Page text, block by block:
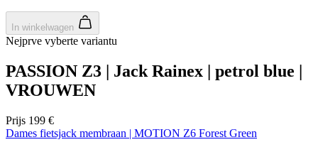
In winkelwagen
Nejprve vyberte variantu
PASSION Z3 | Jack Rainex | petrol blue |
VROUWEN
Prijs 199 €
Dames fietsjack membraan | MOTION Z6 Forest Green